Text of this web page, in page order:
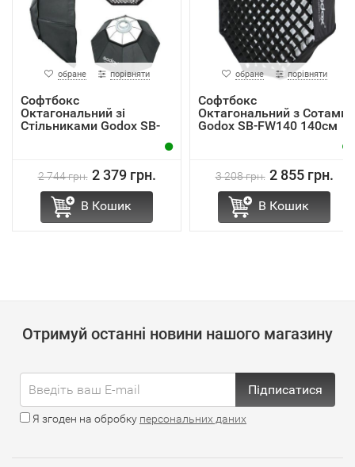
обране порівняти
Софтбокс
Октагональний зі
Стільниками Godox SB-
2 744 грн. 2 379 грн.
В Кошик
обране порівняти
Софтбокс
Октагональний з Сотами
Godox SB-FW140 140см
3 208 грн. 2 855 грн.
В Кошик
Отримуй останні новини нашого магазину
Підписатися
Я згоден на обробку персональних даних